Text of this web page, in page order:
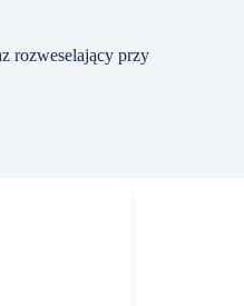
rozweselający przy